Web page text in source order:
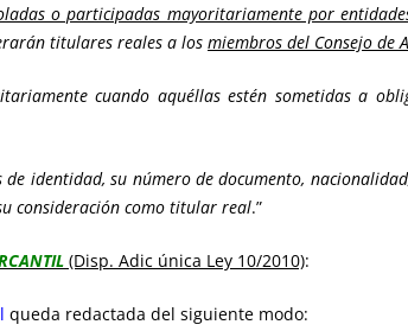
o participadas mayoritariamente por
titulares reales a los miembros del Consejo de
cuando aquéllas estén sometidas a
identidad, su número de documento,
consideración como titular real.”
(Disp. Adic única Ley 10/2010):
queda redactada del siguiente modo: